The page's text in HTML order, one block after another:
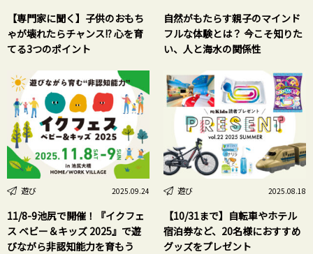
【専門家に聞く】子供のおもち
ゃが壊れたらチャンス!? 心を育
てる3つのポイント
自然がもたらす親子のマインド
フルな体験とは？ 今こそ知りた
い、人と海水の関係性
遊び 2025.09.24
11/8-9池尻で開催！『イクフェ
ス ベビー＆キッズ 2025』で遊
びながら非認知能力を育もう
遊び 2025.08.18
【10/31まで】自転車やホテル
宿泊券など、20名様におすすめ
グッズをプレゼント